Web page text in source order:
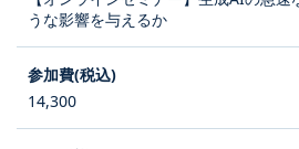
うな影響を与えるか
14,300